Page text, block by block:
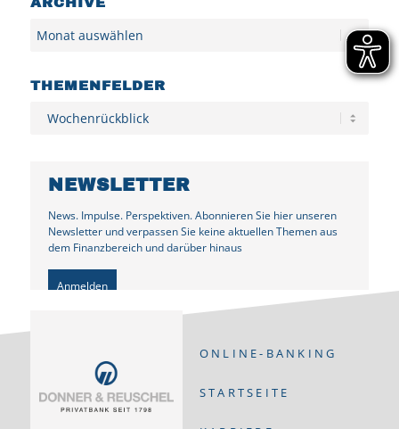
THEMENFELDER
NEWSLETTER
News. Impulse. Perspektiven. Abonnieren Sie hier unseren
Newsletter und verpassen Sie keine aktuellen Themen aus
dem Finanzbereich und darüber hinaus
Anmelden
ONLINE-BANKING
STARTSEITE